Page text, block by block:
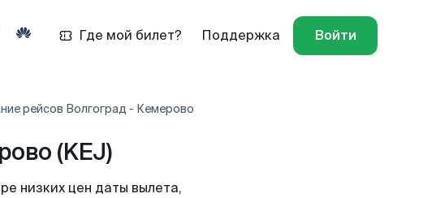
Где мой билет? Поддержка Войти
рейсов Волгоград - Кемерово
(KEJ)
низких цен даты вылета,